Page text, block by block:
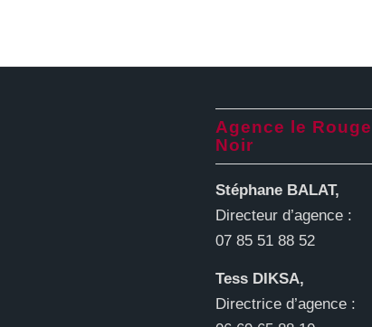
Agence le
Noir
Stéphane BALAT,
Directeur d’agence :
07 85 51 88 52
Tess DIKSA,
Directrice d’agence :